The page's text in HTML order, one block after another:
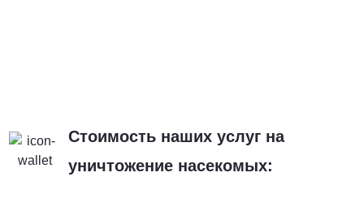
Стоимость наших услуг на
уничтожение насекомых: